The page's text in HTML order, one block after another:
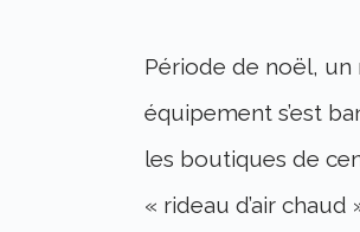
Période de noël, un
équipement s’est
les boutiques de
« rideau d’air chaud